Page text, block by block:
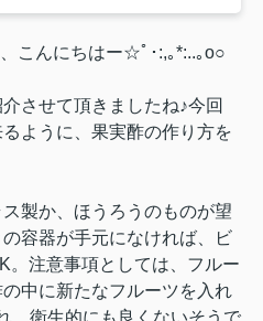
こんにちはー☆ﾟ･:,｡*:..｡o○
させて頂きましたね♪今回
ように、果実酢の作り方を
製か、ほうろうのものが望
容器が手元になければ、ビ
。注意事項としては、フルー
中に新たなフルーツを入れ
、衛生的にも良くないそうで